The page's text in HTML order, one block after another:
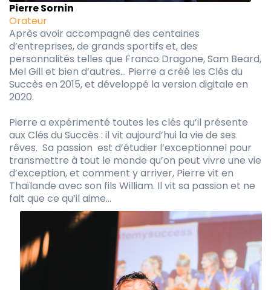
Pierre Sornin
Orateur
Après avoir accompagné des centaines
d’entreprises, de grands sportifs et, des
personnalités telles que Franco Dragone, Sam Beard,
Mel Gill et bien d’autres… Pierre a créé les Clés du
Succès en 2015, et développé la version digitale en
2020.
Pierre a expérimenté toutes les clés qu’il présente
aux Clés du Succès : il vit aujourd’hui la vie de ses
rêves. Sa passion est d’étudier l’exceptionnel pour
transmettre à tout le monde qu’on peut vivre une vie
d’exception, et comment y arriver, Pierre vit en
Thaïlande avec son fils William. Il vit sa passion et ne
fait que ce qu’il aime…